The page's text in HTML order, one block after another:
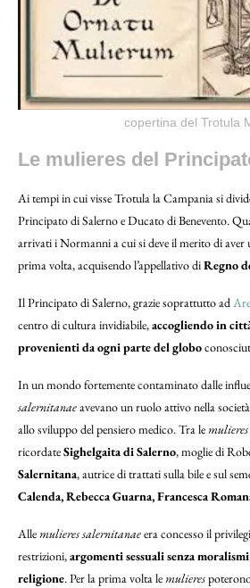
copertina del Trotula
Le mulieres del
Ai tempi in cui visse Trotula la Campania si
Principato di Salerno e Ducato di Benevento.
arrivati i Normanni a cui si deve il merito di aver
prima volta, acquisendo l’appellativo diRegno
Il Principato di Salerno, grazie soprattutto ad
centro di cultura invidiabile,accogliendo in
provenienti da ogni parte del globo
In un mondo fortemente contaminato dalle
salernitanaeavevano un ruolo attivo nella
allo sviluppo del pensiero medico. Tra lemulieres
ricordateSighelgaita di Salerno, moglie di
Salernitana, autrice di trattati sulla bile e sul
Calenda, Rebecca Guarna, Francesca
Allemulieres salernitanaeera concesso il
restrizioni,argomenti sessuali senza
religione. Per la prima volta lemulieres